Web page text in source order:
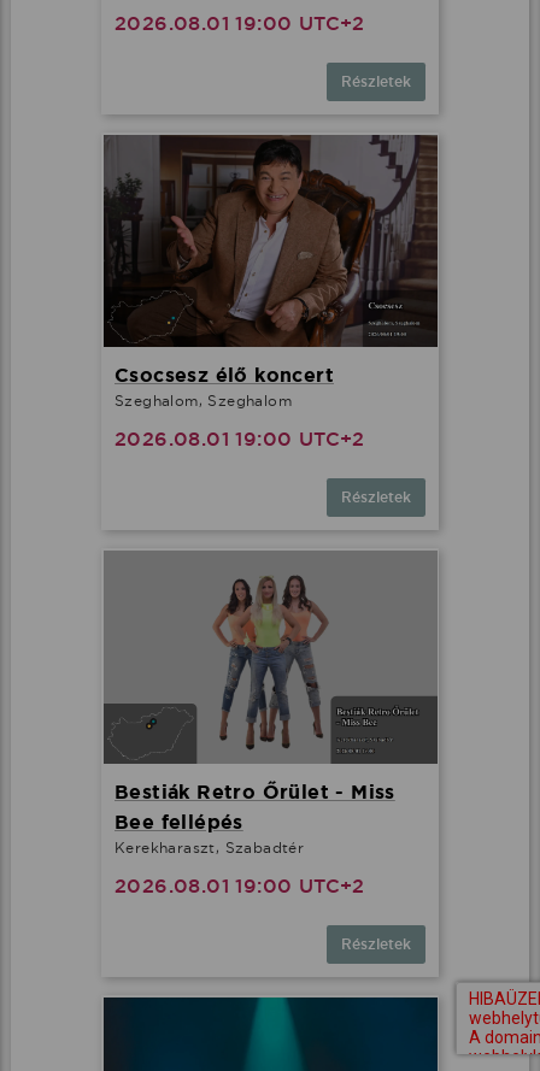
2026.08.01 19:00 UTC+2
Részletek
Csocsesz élő koncert
Szeghalom, Szeghalom
2026.08.01 19:00 UTC+2
Részletek
Bestiák Retro Őrület - Miss
Bee fellépés
Kerekharaszt, Szabadtér
2026.08.01 19:00 UTC+2
Részletek